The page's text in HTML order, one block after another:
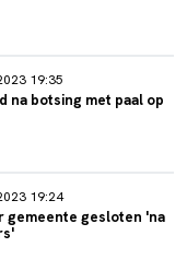
19:35
na botsing met paal op
19:24
gemeente gesloten 'na